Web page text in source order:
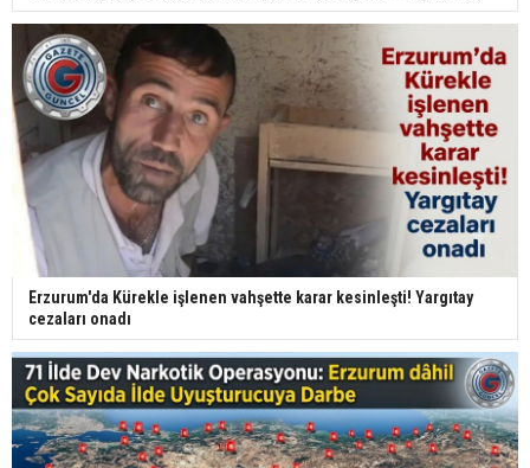
Erzurum'da Kürekle işlenen vahşette karar kesinleşti! Yargıtay
cezaları onadı